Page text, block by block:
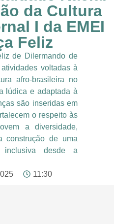
da Cultura
I da EMEI
Feliz
de Dilermando de
voltadas à
afro-brasileira no
lúdica e adaptada à
são inseridas em
o respeito às
a diversidade,
construção de uma
inclusiva desde a
11:30